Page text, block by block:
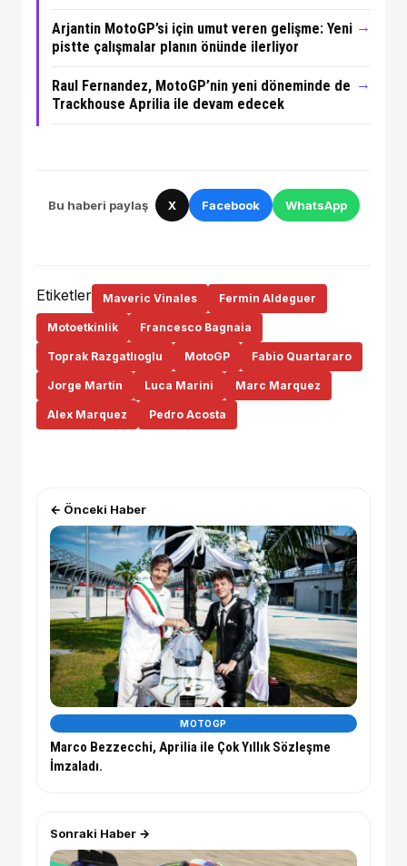
Arjantin MotoGP’si için umut veren gelişme: Yeni
pistte çalışmalar planın önünde ilerliyor
→
Raul Fernandez, MotoGP’nin yeni döneminde de
Trackhouse Aprilia ile devam edecek
→
Bu haberi paylaş X Facebook WhatsApp
Etiketler Maveric Vinales Fermin Aldeguer
Motoetkinlik Francesco Bagnaia
Toprak Razgatlıoglu MotoGP Fabio Quartararo
Jorge Martin Luca Marini Marc Marquez
Alex Marquez Pedro Acosta
← Önceki Haber
MOTOGP
Marco Bezzecchi, Aprilia ile Çok Yıllık Sözleşme
İmzaladı.
Sonraki Haber →